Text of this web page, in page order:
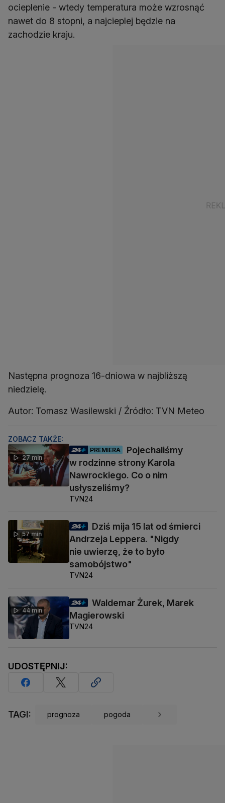
ocieplenie - wtedy temperatura może wzrosnąć
nawet do 8 stopni, a najcieplej będzie na
zachodzie kraju.
Następna prognoza 16-dniowa w najbliższą
niedzielę.
Autor: Tomasz Wasilewski / Źródło: TVN Meteo
ZOBACZ TAKŻE:
27 min
PREMIERA
Pojechaliśmy
w rodzinne strony Karola
Nawrockiego. Co o nim
usłyszeliśmy?
TVN24
57 min
Dziś mija 15 lat od śmierci
Andrzeja Leppera. "Nigdy
nie uwierzę, że to było
samobójstwo"
TVN24
44 min
Waldemar Żurek, Marek
Magierowski
TVN24
UDOSTĘPNIJ:
TAGI: prognoza pogoda